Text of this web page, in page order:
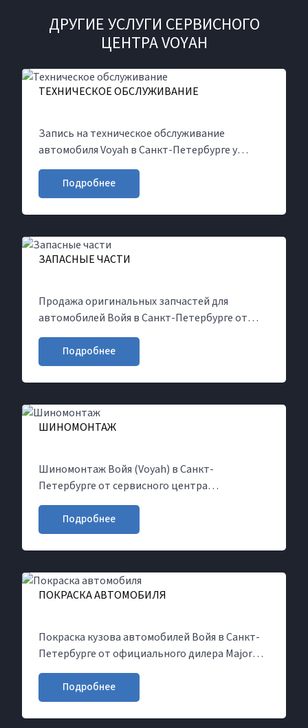
ДРУГИЕ УСЛУГИ СЕРВИСНОГО
ЦЕНТРА VOYAH
ТЕХНИЧЕСКОЕ ОБСЛУЖИВАНИЕ
Запись на техническое обслуживание
автомобиля Voyah в Санкт-Петербурге у
официального дилера Major. Пройдите ТО по
регламенту производителя, оригинальные
запчасти, гарантия на техобслуживание и все
виды работ
Подробнее
ЗАПАСНЫЕ ЧАСТИ
Продажа оригинальных запчастей для
автомобилей Войя в Санкт-Петербурге от
официального дилера Major Олимп Voyah.
Каталог автозапчастей и цен на необходимые
детали для вашего Voyah. Заказ запчастей
онлайн
Подробнее
ШИНОМОНТАЖ
Шиномонтаж Войя (Voyah) в Санкт-
Петербурге от сервисного центра
официального дилера Major. Услуги по замене
и ремонту шин и дисков, а также прочему
техническому обслуживанию автомобилей
Подробнее
ПОКРАСКА АВТОМОБИЛЯ
Покраска кузова автомобилей Войя в Санкт-
Петербурге от официального дилера Major
Олимп Voyah. Запись на локальную покраску
элемента или полную покраску кузова на
сайте или по телефону. Работаем по
регламенту производителя, гарантия на все
Подробнее